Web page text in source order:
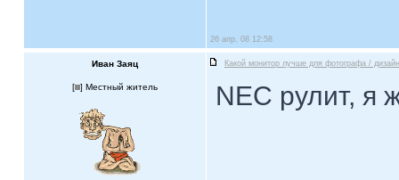
26 апр, 08 12:58
Иван Заяц Какой монитор лучше для фотографа /
[ ] Местный житель NEC рулит, я